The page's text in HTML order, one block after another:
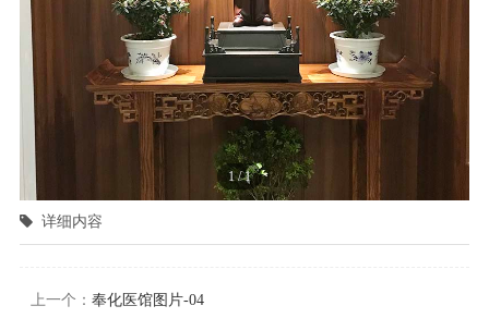
1/1
详细内容
上一个： 奉化医馆图片-04